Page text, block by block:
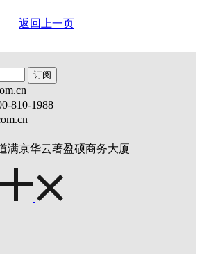
返回上一页
订阅
810-1988
满京华云著盈硕商务大厦